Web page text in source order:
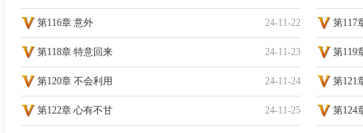
24-11-22
第116章 意外 第117
24-11-23
第118章 特意回来 第119
24-11-24
第120章 不会利用 第121
24-11-25
第122章 心有不甘 第124